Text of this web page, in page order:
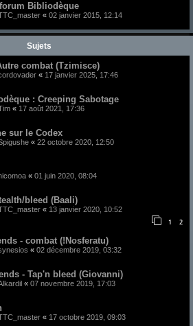
Bibliodèque
« 02 janvier 2015, 12:14
Sujets
combat (Tzimisce)
« 17 janvier 2025, 17:46
: Creeping Sabotage
« 17 août 2021, 17:36
sur le Codex
« 22 octobre 2020, 12:50
« 01 juin 2020, 08:04
bleed (Baali)
« 13 janvier 2020, 10:52
1 2
- combat (!Nosferatu)
« 02 décembre 2019, 03:32
- Tap'n bleed (Giovanni)
« 07 novembre 2019, 17:03
« 17 octobre 2019, 09:03